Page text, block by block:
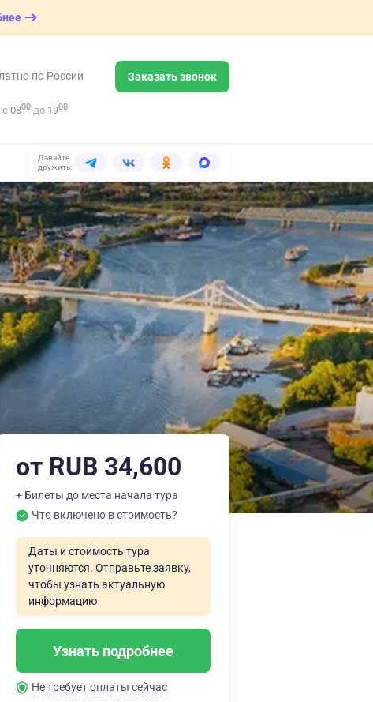
по России Заказать звонок
0800 до 1900
Давайте
дружить:
от RUB 34,600
+ Билеты до места начала тура
Что включено в стоимость?
Даты и стоимость тура
уточняются. Отправьте заявку,
чтобы узнать актуальную
информацию
Узнать подробнее
Не требует оплаты сейчас